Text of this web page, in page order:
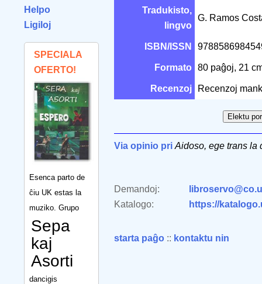
Helpo
Ligiloj
SPECIALA
OFERTO!
Esenca parto de
ĉiu UK estas la
muziko. Grupo
Sepa
kaj
Asorti
dancigis
Tradukisto,
lingvo
G. Ramos
ISBN/ISSN
Formato 80 paĝoj, 21
Recenzoj Recenzoj
Via opinio pri Aidoso, ege trans la
Demandoj:
Katalogo:
https://
starta paĝo :: kontaktu nin